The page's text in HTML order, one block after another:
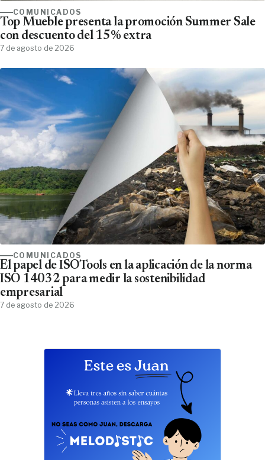
COMUNICADOS
Top Mueble presenta la promoción Summer Sale
con descuento del 15% extra
7 de agosto de 2026
COMUNICADOS
El papel de ISOTools en la aplicación de la norma
ISO 14032 para medir la sostenibilidad
empresarial
7 de agosto de 2026